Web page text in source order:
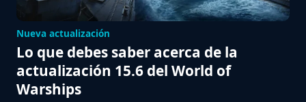
Nueva actualización
Lo que debes saber acerca de la
actualización 15.6 del World of
Warships